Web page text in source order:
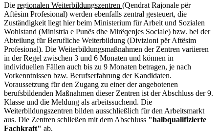
Die regionalen Weiterbildungszentren (Qendrat Rajonale për
Aftësim Profesional) werden ebenfalls zentral gesteuert, die
Zuständigkeit liegt hier beim Ministerium für Arbeit und Sozialen
Wohlstand (Ministria e Punës dhe Mirëqenjes Sociale) bzw. bei der
Abteilung für Berufliche Weiterbildung (Divizioni për Aftësim
Profesional). Die Weiterbildungsmaßnahmen der Zentren variieren
in der Regel zwischen 3 und 6 Monaten und können in
individuellen Fällen auch bis zu 9 Monaten betragen, je nach
Vorkenntnissen bzw. Berufserfahrung der Kandidaten.
Voraussetzung für den Zugang zu einer der angebotenen
berufsbildenden Maßnahmen dieser Zentren ist der Abschluss der 9.
Klasse und die Meldung als arbeitssuchend. Die
Weiterbildungszentren bilden ausschließlich für den Arbeitsmarkt
aus. Die Zentren schließen mit dem Abschluss "halbqualifizierte
Fachkraft" ab.